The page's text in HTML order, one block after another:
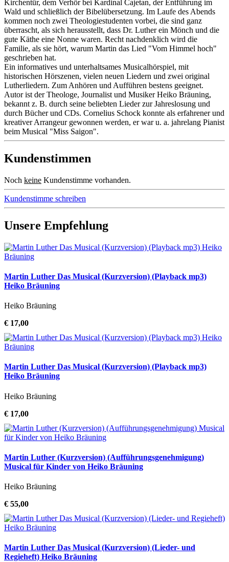
Kirchentür, dem Verhör bei Kardinal Cajetan, der Entführung im
Wald und schließlich der Bibelübersetzung. Im Laufe des Abends
kommen noch zwei Theologiestudenten vorbei, die sind ganz
überrascht, als sich herausstellt, dass Dr. Luther ein Mönch und die
gute Käthe eine Nonne waren. Recht nachdenklich wird die
Familie, als sie hört, warum Martin das Lied "Vom Himmel hoch"
geschrieben hat.
Ein informatives und unterhaltsames Musicalhörspiel, mit
historischen Hörszenen, vielen neuen Liedern und zwei original
Lutherliedern. Zum Anhören und Aufführen bestens geeignet.
Autor ist der Theologe, Journalist und Musiker Heiko Bräuning,
bekannt z. B. durch seine beliebten Lieder zur Jahreslosung und
durch Bücher und CDs. Cornelius Schock konnte als erfahrener und
kreativer Arrangeur gewonnen werden, er war u. a. jahrelang Pianist
beim Musical "Miss Saigon".
Kundenstimmen
Noch keine Kundenstimme vorhanden.
Kundenstimme schreiben
Unsere Empfehlung
Martin Luther Das Musical (Kurzversion) (Playback mp3)
Heiko Bräuning
Heiko Bräuning
€ 17,00
Martin Luther Das Musical (Kurzversion) (Playback mp3)
Heiko Bräuning
Heiko Bräuning
€ 17,00
Martin Luther (Kurzversion) (Aufführungsgenehmigung)
Musical für Kinder von Heiko Bräuning
Heiko Bräuning
€ 55,00
Martin Luther Das Musical (Kurzversion) (Lieder- und
Regieheft) Heiko Bräuning